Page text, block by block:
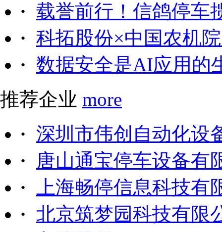
· 载誉前行！信鸽停车
· 科拓股份×中国农机
· 数据安全是AI应用的
推荐企业 more
· 深圳市伟创自动化设
·
唐山通宝停车设备有
·
上海畅停信息科技有
· 北京筑梦园科技有限